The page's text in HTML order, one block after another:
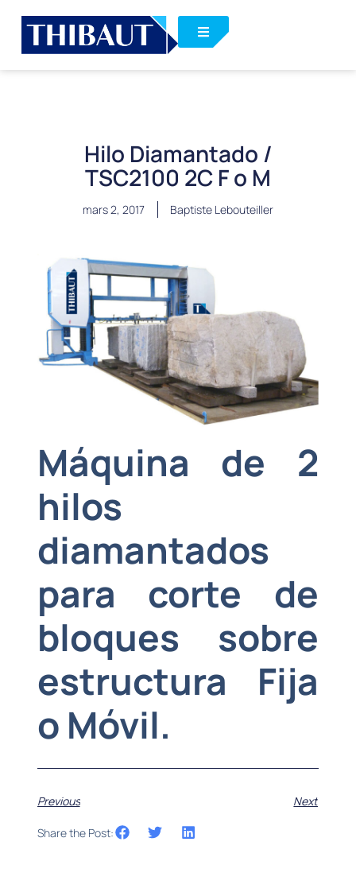
Hilo Diamantado /
TSC2100 2C F o M
mars 2, 2017 Baptiste Lebouteiller
Máquina de 2
hilos
diamantados
para corte de
bloques sobre
estructura Fija
o Móvil.
Previous Next
Share the Post: